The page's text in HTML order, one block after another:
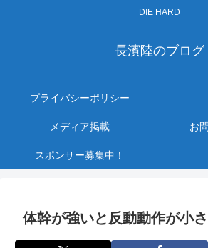
DIE HARD
長濱陸のブログ
プライバシーポリシー
メディア掲載 お
スポンサー募集中！
体幹が強いと反動動作が小